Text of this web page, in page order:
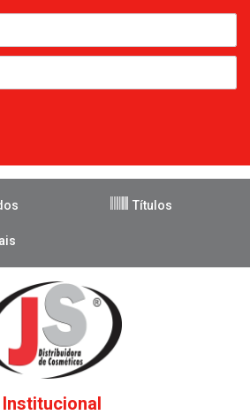
Títulos
Institucional